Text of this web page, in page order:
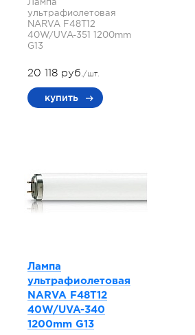
Лампа
ультрафиолетовая
NARVA F48T12
40W/UVA-351 1200mm
G13
20 118 руб./шт.
купить
Лампа
ультрафиолетовая
NARVA F48T12
40W/UVA-340
1200mm G13